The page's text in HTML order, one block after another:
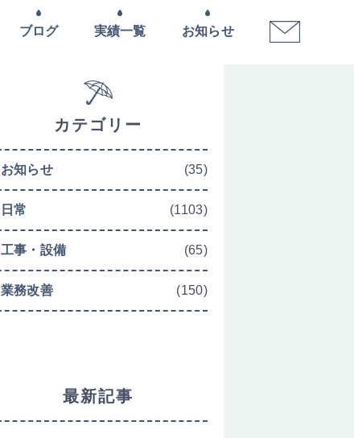
ブログ 実績一覧 お知らせ
カテゴリー
お知らせ (35)
日常 (1103)
工事・設備 (65)
業務改善 (150)
最新記事